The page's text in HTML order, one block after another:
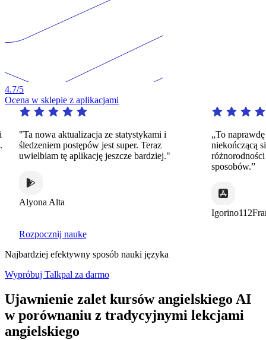
4.7/5
Ocena w sklepie z aplikacjami
"Ta nowa aktualizacja ze statystykami i
śledzeniem postępów jest super. Teraz
uwielbiam tę aplikację jeszcze bardziej."
Alyona Alta
„To naprawdę
niekończącą się
różnorodności
sposobów.”
Igorino112France
Rozpocznij naukę
Najbardziej efektywny sposób nauki języka
Wypróbuj Talkpal za darmo
Ujawnienie zalet kursów angielskiego AI
w porównaniu z tradycyjnymi lekcjami
angielskiego